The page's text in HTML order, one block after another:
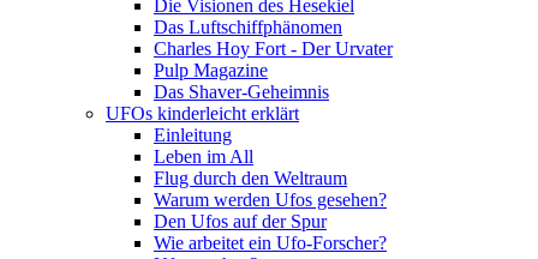
Die Visionen des Hesekiel
Das Luftschiffphänomen
Charles Hoy Fort - Der Urvater
Pulp Magazine
Das Shaver-Geheimnis
UFOs kinderleicht erklärt
Einleitung
Leben im All
Flug durch den Weltraum
Warum werden Ufos gesehen?
Den Ufos auf der Spur
Wie arbeitet ein Ufo-Forscher?